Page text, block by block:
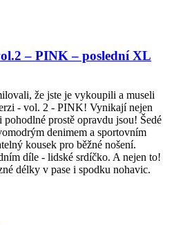
– PINK – poslední XL
že jste je vykoupili a museli
- vol. 2 - PINK! Vynikají nejen
prostě opravdu jsou! Šedé
denimem a sportovním
kousek pro běžné nošení.
díle - lidské srdíčko. A nejen to!
délky v pase i spodku nohavic.